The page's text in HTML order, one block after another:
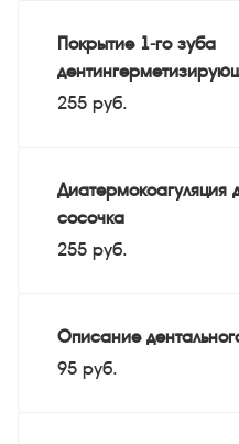
Покрытие 1-го зуба
255 руб.
Диатермокоагуляция
сосочка
255 руб.
Описание
95 руб.